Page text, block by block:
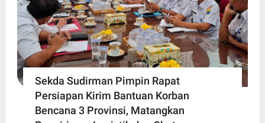
Sekda Sudirman Pimpin Rapat
Persiapan Kirim Bantuan Korban
Bencana 3 Provinsi, Matangkan